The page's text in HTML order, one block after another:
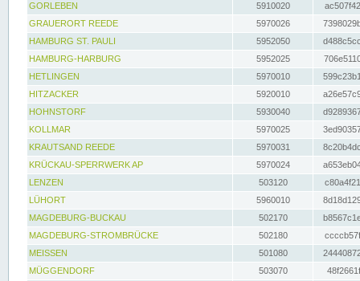
GORLEBEN
5910020
GRAUERORT REEDE
5970026
HAMBURG ST. PAULI
5952050
HAMBURG-HARBURG
5952025
HETLINGEN
5970010
HITZACKER
5920010
HOHNSTORF
5930040
KOLLMAR
5970025
KRAUTSAND REEDE
5970031
KRÜCKAU-SPERRWERK AP
5970024
LENZEN
503120
LÜHORT
5960010
MAGDEBURG-BUCKAU
502170
MAGDEBURG-STROMBRÜCKE
502180
MEISSEN
501080
MÜGGENDORF
503070